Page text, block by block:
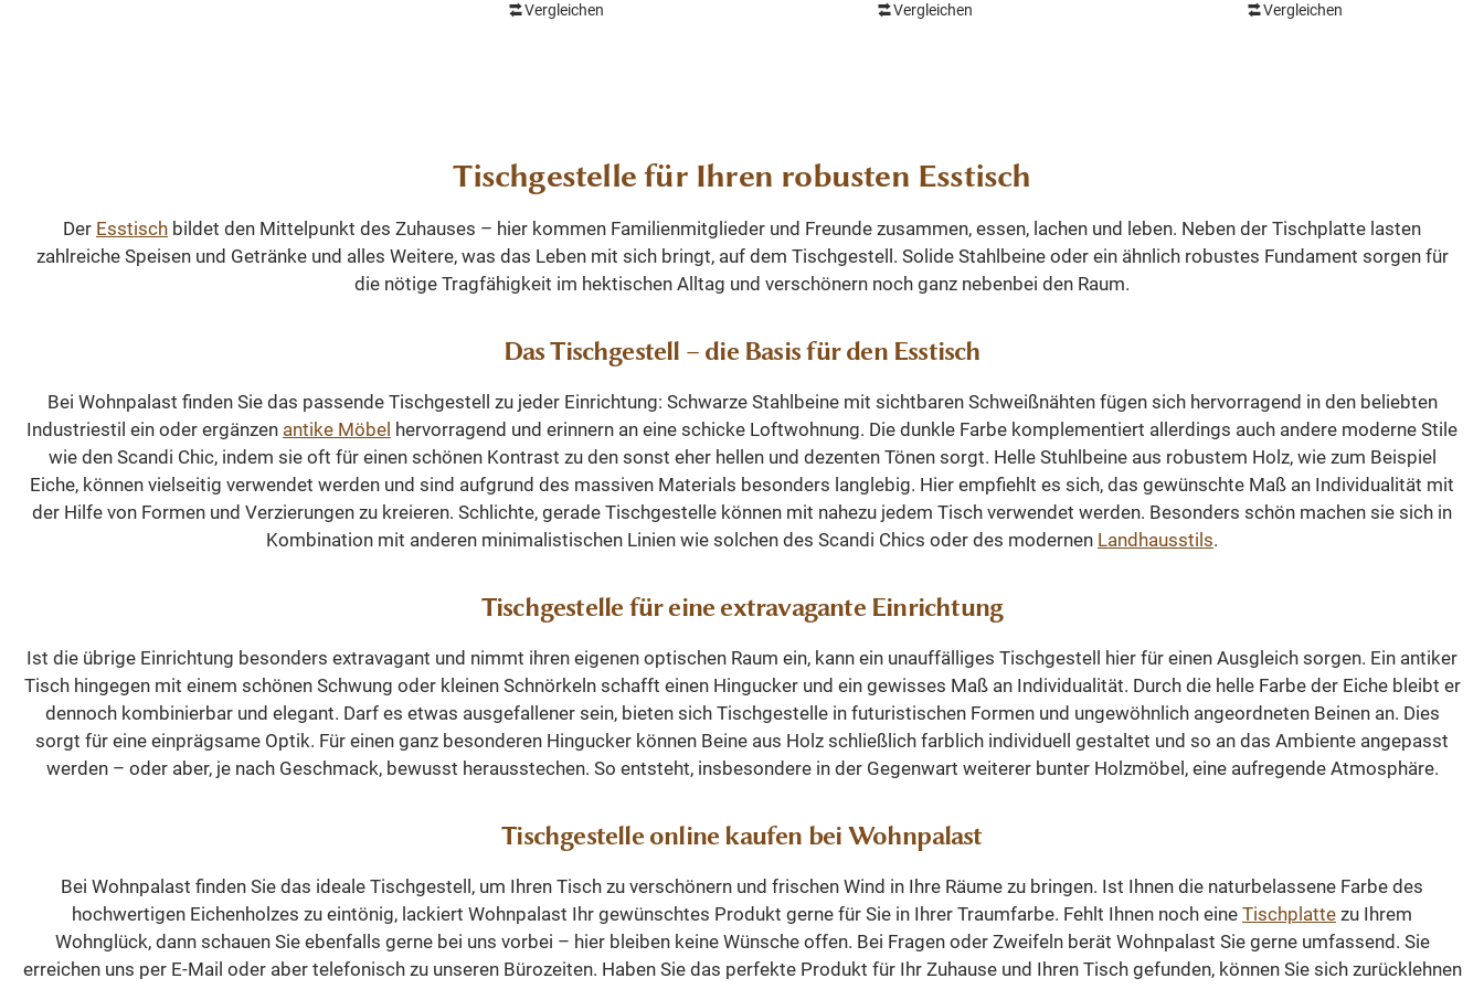
den Eindruck zu
Schubladen sind mit
einer Soft-Closing-
Funktion ausgestattet -
was eine angenehme
Aussicht ermöglicht
und den Schrank mit
Licht durchflutet. Der
Vitrinenschrank Neuss
kann ebenfalls in
RAL-Farben angefertigt
Möglichkeit, die Farbe
zu wählen, die am
besten zu Ihrer
Einrichtung passt. Sie
können sogar die
Innenseite dieses
unterschiedlichen
Farben gestalten.
Dieses Modell ist in
Breiten von 100 bis
schönes Design. Wählen Sie das
Schwarz oder Weiß. Bitte die
Bestellung eingeben.
Abmessungen: Die Abmessungen
sehen Sie in den Bldern. Gerne
perfekt zu diesen Gestelle
zusammenpassen. Sie können
sowohl die Platten, als auch die
Gestelle bei uns im Webshop
anschauen.
Vergleichen
ausgestattet und haben ein
bieten wir viele Tischplatten an, die
zusammenpassen. Sie können
sowohl die Platten, als auch die
Gestelle bei uns im Webshop
Vergleichen
sehen Sie in den Bldern. Gerne
bieten wir viele Tischplatten an, die
Vergleichen
In den Warenkorb
Tischgestelle für Ihren robusten Esstisch
Der Esstisch bildet den Mittelpunkt des Zuhauses – hier kommen Familienmitglieder und Freunde zusammen, essen, lachen und leben. Neben der Tischplatte lasten
zahlreiche Speisen und Getränke und alles Weitere, was das Leben mit sich bringt, auf dem Tischgestell. Solide Stahlbeine oder ein ähnlich robustes Fundament sorgen für
die nötige Tragfähigkeit im hektischen Alltag und verschönern noch ganz nebenbei den Raum.
Das Tischgestell – die Basis für den Esstisch
Bei Wohnpalast finden Sie das passende Tischgestell zu jeder Einrichtung: Schwarze Stahlbeine mit sichtbaren Schweißnähten fügen sich hervorragend in den beliebten
Industriestil ein oder ergänzen antike Möbel hervorragend und erinnern an eine schicke Loftwohnung. Die dunkle Farbe komplementiert allerdings auch andere moderne Stile
wie den Scandi Chic, indem sie oft für einen schönen Kontrast zu den sonst eher hellen und dezenten Tönen sorgt. Helle Stuhlbeine aus robustem Holz, wie zum Beispiel
Eiche, können vielseitig verwendet werden und sind aufgrund des massiven Materials besonders langlebig. Hier empfiehlt es sich, das gewünschte Maß an Individualität mit
der Hilfe von Formen und Verzierungen zu kreieren. Schlichte, gerade Tischgestelle können mit nahezu jedem Tisch verwendet werden. Besonders schön machen sie sich in
Kombination mit anderen minimalistischen Linien wie solchen des Scandi Chics oder des modernen Landhausstils.
Tischgestelle für eine extravagante Einrichtung
Ist die übrige Einrichtung besonders extravagant und nimmt ihren eigenen optischen Raum ein, kann ein unauffälliges Tischgestell hier für einen Ausgleich sorgen. Ein antiker
Tisch hingegen mit einem schönen Schwung oder kleinen Schnörkeln schafft einen Hingucker und ein gewisses Maß an Individualität. Durch die helle Farbe der Eiche bleibt er
dennoch kombinierbar und elegant. Darf es etwas ausgefallener sein, bieten sich Tischgestelle in futuristischen Formen und ungewöhnlich angeordneten Beinen an. Dies
sorgt für eine einprägsame Optik. Für einen ganz besonderen Hingucker können Beine aus Holz schließlich farblich individuell gestaltet und so an das Ambiente angepasst
werden – oder aber, je nach Geschmack, bewusst herausstechen. So entsteht, insbesondere in der Gegenwart weiterer bunter Holzmöbel, eine aufregende Atmosphäre.
Tischgestelle online kaufen bei Wohnpalast
Bei Wohnpalast finden Sie das ideale Tischgestell, um Ihren Tisch zu verschönern und frischen Wind in Ihre Räume zu bringen. Ist Ihnen die naturbelassene Farbe des
hochwertigen Eichenholzes zu eintönig, lackiert Wohnpalast Ihr gewünschtes Produkt gerne für Sie in Ihrer Traumfarbe. Fehlt Ihnen noch eine Tischplatte zu Ihrem
Wohnglück, dann schauen Sie ebenfalls gerne bei uns vorbei – hier bleiben keine Wünsche offen. Bei Fragen oder Zweifeln berät Wohnpalast Sie gerne umfassend. Sie
erreichen uns per E-Mail oder aber telefonisch zu unseren Bürozeiten. Haben Sie das perfekte Produkt für Ihr Zuhause und Ihren Tisch gefunden, können Sie sich zurücklehnen